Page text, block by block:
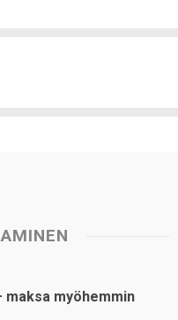
myöhemmin